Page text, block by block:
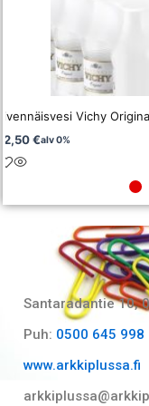
Vichy
€alv 0%
Santaradantie 10,
Puh: 0500 645 998
www.arkkiplussa.fi